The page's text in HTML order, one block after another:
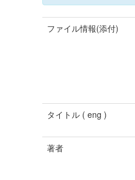
ファイル情報(添付)
タイトル ( eng )
著者